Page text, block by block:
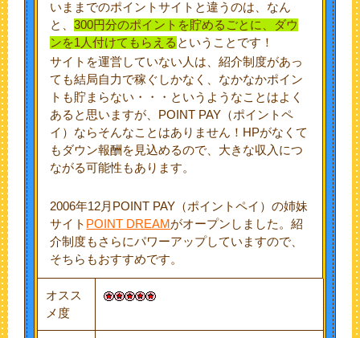
いままでのポイントサイトと違うのは、なん
と、300円分のポイントを貯めるごとに、ダウ
ンを1人付けてもらえる ということです！
サイトを運営していない人は、紹介制度があっ
ても結局自力で稼ぐしかなく、なかなかポイン
トも貯まらない・・・というようなことはよく
あると思いますが、POINT PAY（ポイントペ
イ）ならそんなことはありません！HPがなくて
もダウン報酬を見込めるので、大きな収入につ
ながる可能性もあります。
2006年12月POINT PAY（ポイントペイ）の姉妹
サイト POINT DREAM がオープンしました。紹
介制度もさらにパワーアップしていますので、
そちらもおすすめです。
オスス
メ度